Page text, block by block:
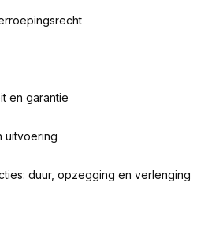
en garantie
uitvoering
duur, opzegging en verlenging